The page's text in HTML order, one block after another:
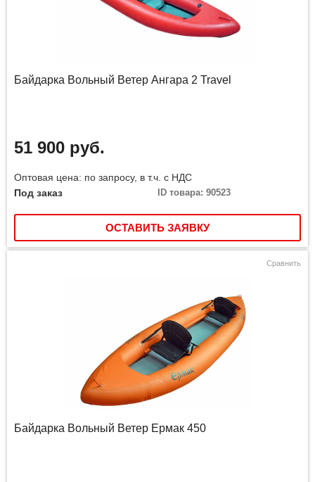
Байдарка Вольный Ветер Ангара 2 Travel
51 900 руб.
Оптовая цена: по запросу, в т.ч. с НДС
Под заказ
ID товара: 90523
ОСТАВИТЬ ЗАЯВКУ
Сравнить
Байдарка Вольный Ветер Ермак 450